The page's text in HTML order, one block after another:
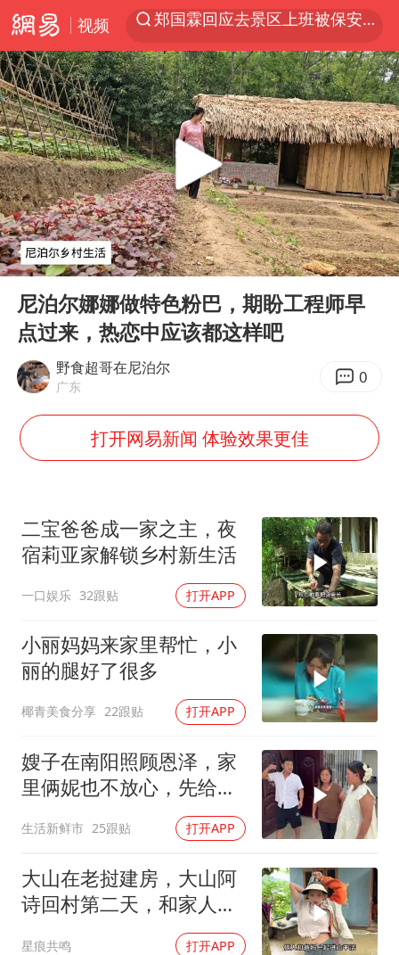
视频
聚“绿”成势，结构转型活力足
维持强台风级！白海豚直奔华东沿海
印度暴发金迪普拉病毒
41岁女子为鼓励女儿考上985研究生
80后女柜员获聘4200亿银行副行长
陕西潼关强降雨引发土崖滑坡1人失联
陕西柞水县突发泥石流致1死2失联
24小时不关空调 电费反而更低？
“梅姨”已是老年人 死刑或适用受限
“事业单位招聘不是人情买卖”
美国退回1000亿美元关税
河南试行周五下午弹性离岗
李亚鹏向地铁吐血女孩捐99999元
新华社权威快报|我国编制完成新版全月地质图
中国经济展现强大韧性和活力
Play
00:00 06:33
尼泊尔娜娜做特色粉巴，期盼工程师早
点过来，热恋中应该都这样吧
野食超哥在尼泊尔
广东 0
打开网易新闻 体验效果更佳
二宝爸爸成一家之主，夜
宿莉亚家解锁乡村新生活
一口娱乐 32跟贴 打开APP
小丽妈妈来家里帮忙，小
丽的腿好了很多
椰青美食分享 22跟贴 打开APP
嫂子在南阳照顾恩泽，家
里俩妮也不放心，先给她
生活新鲜市 25跟贴 打开APP
大山在老挝建房，大山阿
诗回村第二天，和家人一
星痕共鸣 打开APP